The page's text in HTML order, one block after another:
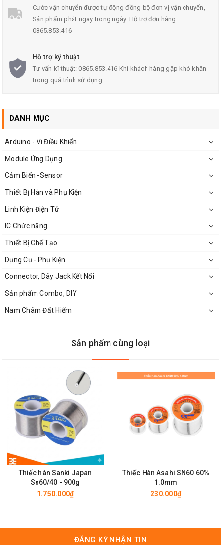
Cước vận chuyển được tự động đồng bộ đơn vị vận chuyển,
Sản phẩm phát ngay trong ngày. Hỗ trợ đơn hàng:
0865.853.416
Hỗ trợ kỹ thuật
Tư vấn kĩ thuật: 0865.853.416 Khi khách hàng gặp khó khăn
trong quá trình sử dụng
DANH MỤC
Arduino - Vi Điều Khiển
Module Ứng Dụng
Cảm Biến -Sensor
Thiết Bị Hàn và Phụ Kiện
Linh Kiện Điện Tử
IC Chức năng
Thiết Bị Chế Tạo
Dụng Cụ - Phụ Kiện
Connector, Dây Jack Kết Nối
Sản phẩm Combo, DIY
Nam Châm Đất Hiếm
Sản phẩm cùng loại
Thiếc hàn Sanki Japan
Sn60/40 - 900g
1.750.000₫
Thiếc Hàn Asahi SN60 60%
1.0mm
230.000₫
ĐĂNG KÝ NHẬN TIN